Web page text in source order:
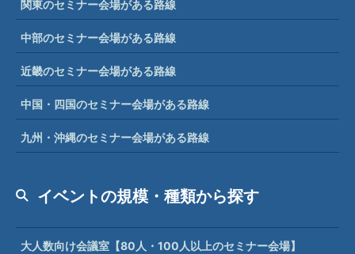
関東のセミナー会場がある路線
中部のセミナー会場がある路線
近畿のセミナー会場がある路線
中国・四国のセミナー会場がある路線
九州・沖縄のセミナー会場がある路線
イベントの規模・種類から探す
大人数向け会議室【80人・100人以上のセミナー会場】